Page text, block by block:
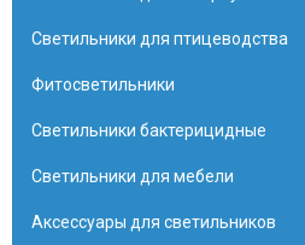
Светильники для птицеводства
Фитосветильники
Светильники бактерицидные
Светильники для мебели
Аксессуары для светильников